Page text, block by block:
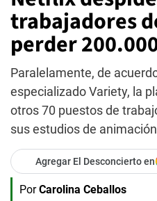
trabajadores
perder
Paralelamente, de
especializado Variety, la
otros 70 puestos de
sus estudios de
Agregar El Desconcierto en
Por Carolina Ceballos